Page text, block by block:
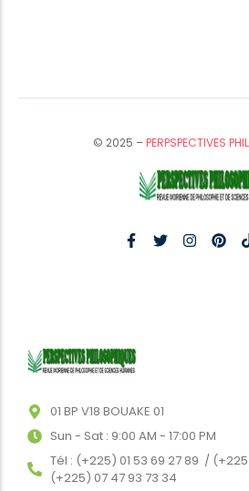
© 2025 –PERPSPECTIVES
01 BP V18 BOUAKE 01
Sun - Sat : 9:00 AM - 17:00 PM
Tél : (+225) 01 53 69 27 89 /
(+225) 07 47 93 73 34